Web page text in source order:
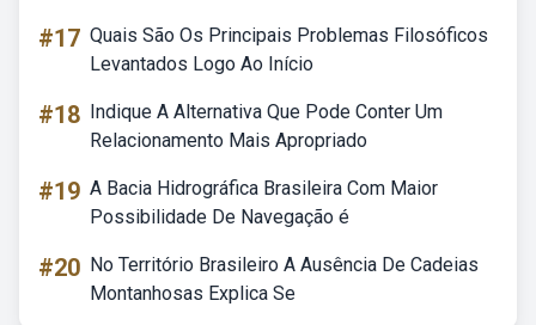
#17 Quais São Os Principais Problemas Filosóficos
Levantados Logo Ao Início
#18 Indique A Alternativa Que Pode Conter Um
Relacionamento Mais Apropriado
#19 A Bacia Hidrográfica Brasileira Com Maior
Possibilidade De Navegação é
#20 No Território Brasileiro A Ausência De Cadeias
Montanhosas Explica Se